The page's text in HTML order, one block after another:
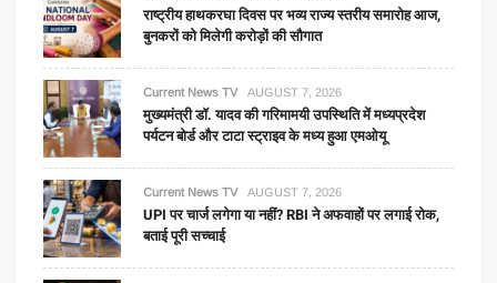
राष्ट्रीय हाथकरघा दिवस पर भव्य राज्य स्तरीय समारोह आज,
बुनकरों को मिलेगी करोड़ों की सौगात
Current News TV AUGUST 7, 2026
मुख्यमंत्री डॉ. यादव की गरिमामयी उपस्थिति में मध्यप्रदेश
पर्यटन बोर्ड और टाटा स्ट्राइव के मध्य हुआ एमओयू
Current News TV AUGUST 7, 2026
UPI पर चार्ज लगेगा या नहीं? RBI ने अफवाहों पर लगाई रोक,
बताई पूरी सच्चाई